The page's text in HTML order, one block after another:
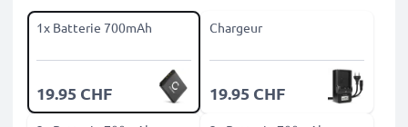
1x Batterie 700mAh
19.95 CHF
Chargeur
19.95 CHF